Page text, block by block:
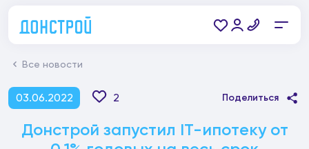
Все новости
03.06.2022 2 Поделиться
Донстрой запустил IT-ипотеку от